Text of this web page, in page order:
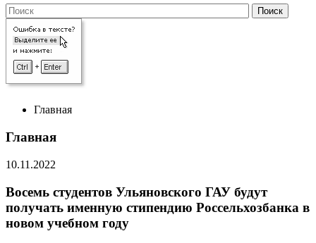
Главная
Главная
10.11.2022
Восемь студентов Ульяновского ГАУ будут
получать именную стипендию Россельхозбанка в
новом учебном году